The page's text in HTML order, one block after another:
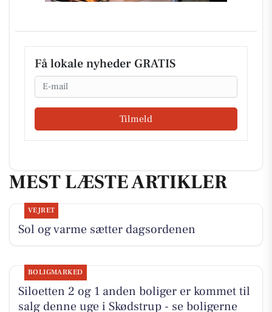
Få lokale nyheder GRATIS
Email
Tilmeld
MEST LÆSTE ARTIKLER
VEJRET
Sol og varme sætter dagsordenen
BOLIGMARKED
Siloetten 2 og 1 anden boliger er kommet til
salg denne uge i Skødstrup - se boligerne